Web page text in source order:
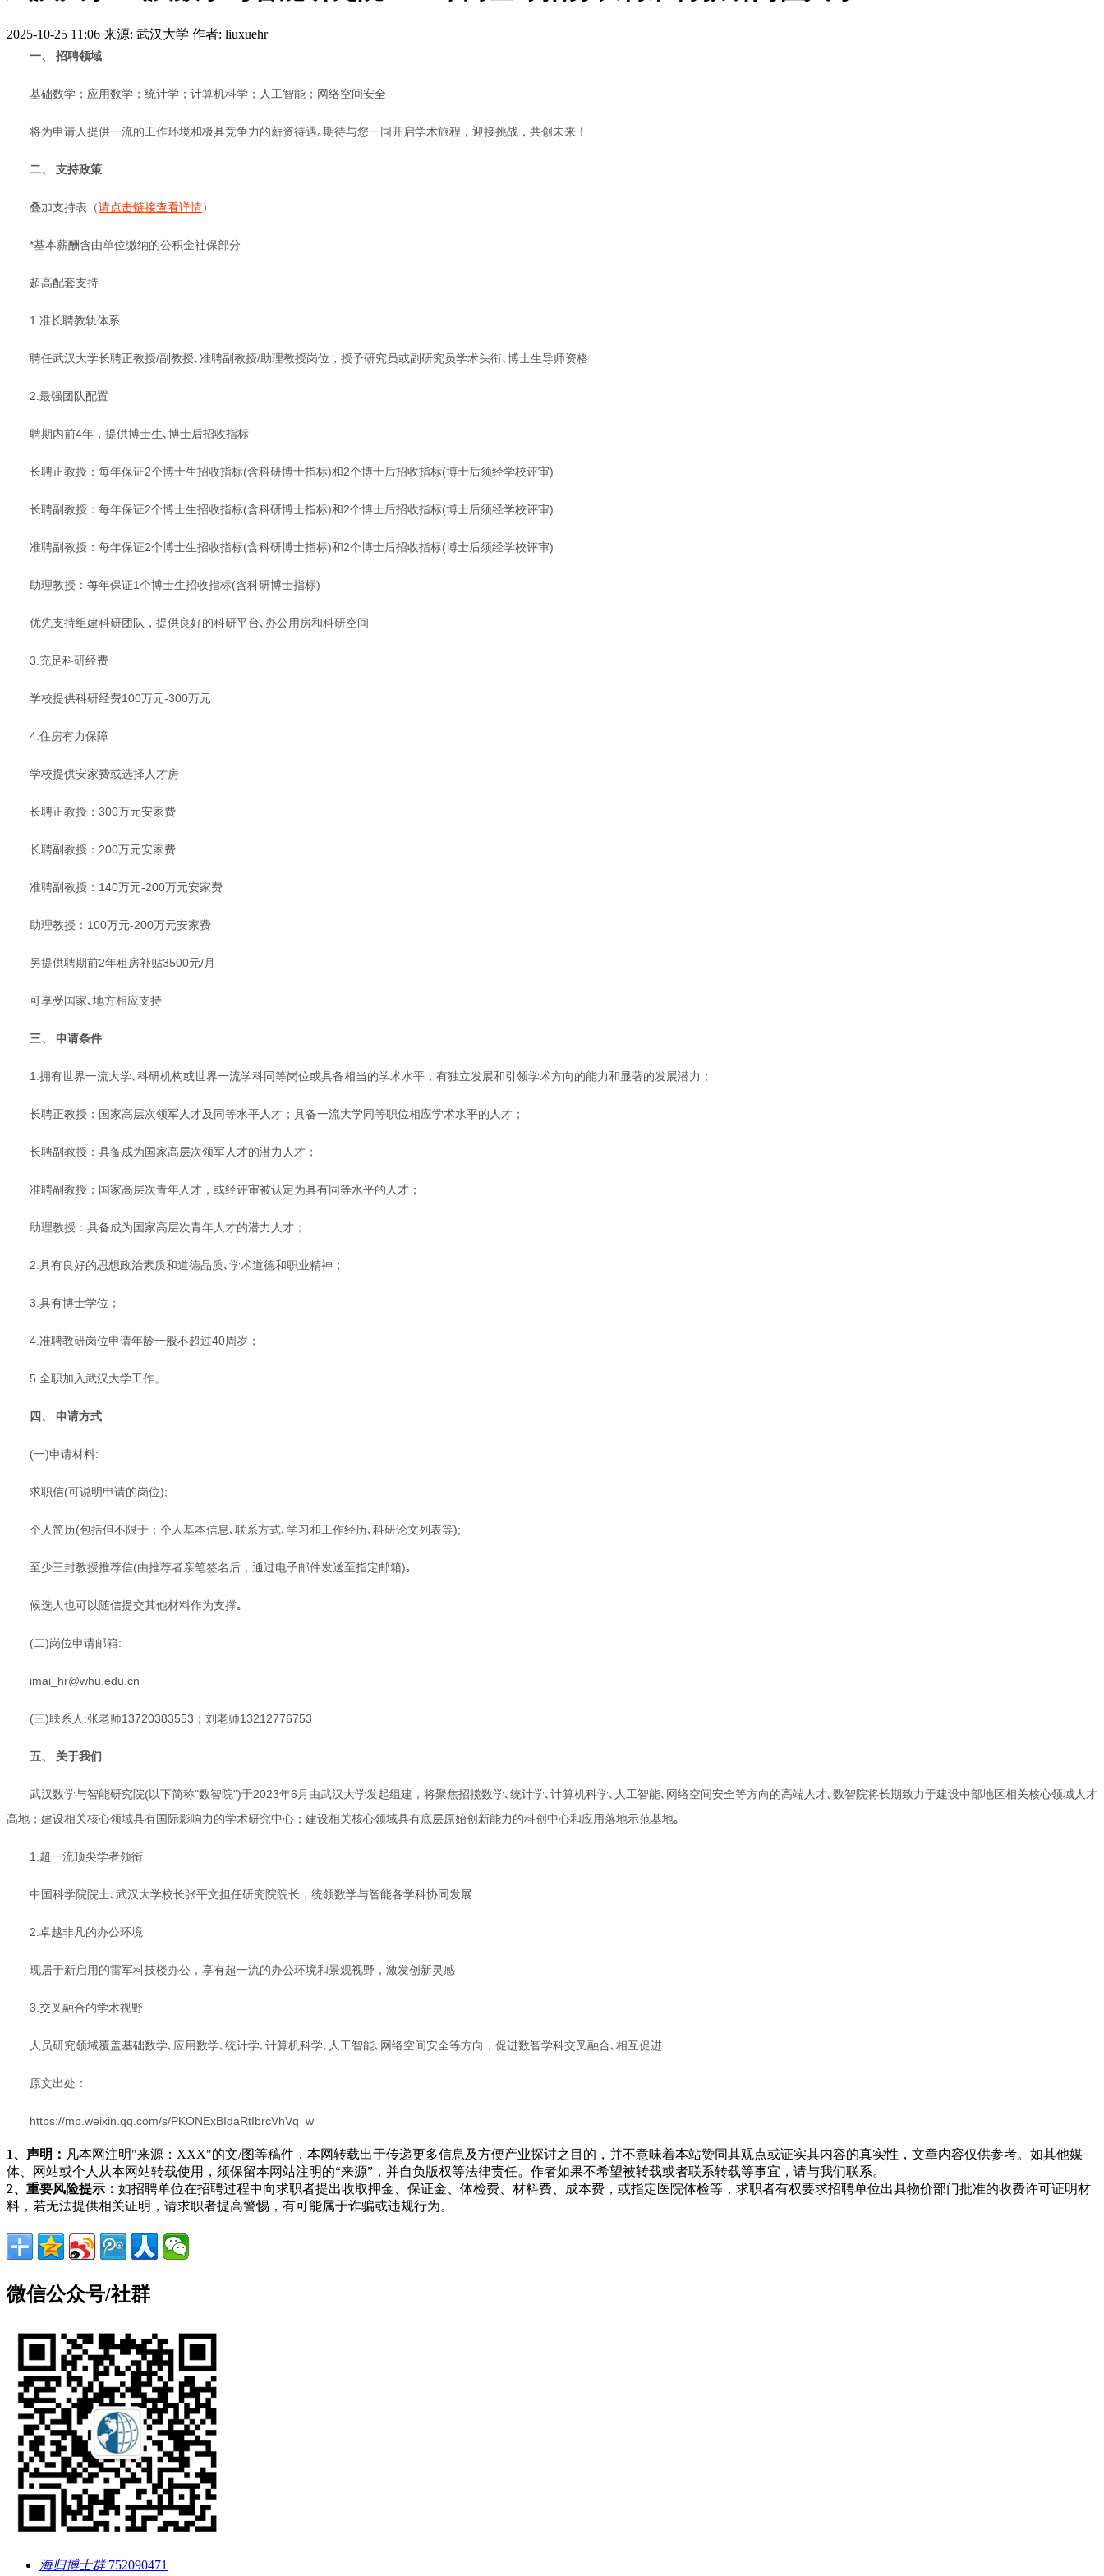
2025-10-25 11:06 来源: 武汉大学 作者: liuxuehr
一、 招聘领域
基础数学；应用数学；统计学；计算机科学；人工智能；网络空间安全
将为申请人提供一流的工作环境和极具竞争力的薪资待遇｡期待与您一同开启学术旅程，迎接挑战，共创未来！
二、 支持政策
叠加支持表（请点击链接查看详情）
*基本薪酬含由单位缴纳的公积金社保部分
超高配套支持
1.准长聘教轨体系
聘任武汉大学长聘正教授/副教授､准聘副教授/助理教授岗位，授予研究员或副研究员学术头衔､博士生导师资格
2.最强团队配置
聘期内前4年，提供博士生､博士后招收指标
长聘正教授：每年保证2个博士生招收指标(含科研博士指标)和2个博士后招收指标(博士后须经学校评审)
长聘副教授：每年保证2个博士生招收指标(含科研博士指标)和2个博士后招收指标(博士后须经学校评审)
准聘副教授：每年保证2个博士生招收指标(含科研博士指标)和2个博士后招收指标(博士后须经学校评审)
助理教授：每年保证1个博士生招收指标(含科研博士指标)
优先支持组建科研团队，提供良好的科研平台､办公用房和科研空间
3.充足科研经费
学校提供科研经费100万元-300万元
4.住房有力保障
学校提供安家费或选择人才房
长聘正教授：300万元安家费
长聘副教授：200万元安家费
准聘副教授：140万元-200万元安家费
助理教授：100万元-200万元安家费
另提供聘期前2年租房补贴3500元/月
可享受国家､地方相应支持
三、 申请条件
1.拥有世界一流大学､科研机构或世界一流学科同等岗位或具备相当的学术水平，有独立发展和引领学术方向的能力和显著的发展潜力；
长聘正教授：国家高层次领军人才及同等水平人才；具备一流大学同等职位相应学术水平的人才；
长聘副教授：具备成为国家高层次领军人才的潜力人才；
准聘副教授：国家高层次青年人才，或经评审被认定为具有同等水平的人才；
助理教授：具备成为国家高层次青年人才的潜力人才；
2.具有良好的思想政治素质和道德品质､学术道德和职业精神；
3.具有博士学位；
4.准聘教研岗位申请年龄一般不超过40周岁；
5.全职加入武汉大学工作。
四、 申请方式
(一)申请材料:
求职信(可说明申请的岗位);
个人简历(包括但不限于：个人基本信息､联系方式､学习和工作经历､科研论文列表等);
至少三封教授推荐信(由推荐者亲笔签名后，通过电子邮件发送至指定邮箱)｡
候选人也可以随信提交其他材料作为支撑｡
(二)岗位申请邮箱:
imai_hr@whu.edu.cn
(三)联系人:张老师13720383553；刘老师13212776753
五、 关于我们
武汉数学与智能研究院(以下简称"数智院")于2023年6月由武汉大学发起组建，将聚焦招揽数学､统计学､计算机科学､人工智能､网络空间安全等方向的高端人才｡数智院将长期致力于建设中部地区相关核心领域人才
高地；建设相关核心领域具有国际影响力的学术研究中心；建设相关核心领域具有底层原始创新能力的科创中心和应用落地示范基地｡
1.超一流顶尖学者领衔
中国科学院院士､武汉大学校长张平文担任研究院院长，统领数学与智能各学科协同发展
2.卓越非凡的办公环境
现居于新启用的雷军科技楼办公，享有超一流的办公环境和景观视野，激发创新灵感
3.交叉融合的学术视野
人员研究领域覆盖基础数学､应用数学､统计学､计算机科学､人工智能､网络空间安全等方向，促进数智学科交叉融合､相互促进
原文出处：
https://mp.weixin.qq.com/s/PKONExBIdaRtIbrcVhVq_w
1、声明： 凡本网注明"来源：XXX"的文/图等稿件，本网转载出于传递更多信息及方便产业探讨之目的，并不意味着本站赞同其观点或证实其内容的真实性，文章内容仅供参考。如其他媒
体、网站或个人从本网站转载使用，须保留本网站注明的“来源”，并自负版权等法律责任。作者如果不希望被转载或者联系转载等事宜，请与我们联系。
2、重要风险提示： 如招聘单位在招聘过程中向求职者提出收取押金、保证金、体检费、材料费、成本费，或指定医院体检等，求职者有权要求招聘单位出具物价部门批准的收费许可证明材
料，若无法提供相关证明，请求职者提高警惕，有可能属于诈骗或违规行为。
微信公众号/社群
海归博士群 752090471